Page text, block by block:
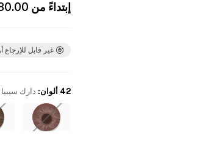
إبتداءً من
غير قابل للإرجاع
42 ألوان : دارك سيبيا